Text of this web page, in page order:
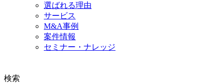
選ばれる理由
サービス
M&A事例
案件情報
セミナー・ナレッジ
検索